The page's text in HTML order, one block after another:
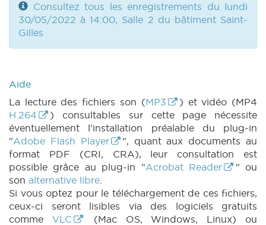
Consultez tous les enregistrements du lundi
30/05/2022 à 14:00, Salle 2 du bâtiment Saint-
Gilles
Aide
La lecture des fichiers son (MP3
) et vidéo (MP4
H.264
) consultables sur cette page nécessite
éventuellement l'installation préalable du plug-in
"Adobe Flash Player
", quant aux documents au
format PDF (CRI, CRA), leur consultation est
possible grâce au plug-in "Acrobat Reader
" ou
son alternative libre.
Si vous optez pour le téléchargement de ces fichiers,
ceux-ci seront lisibles via des logiciels gratuits
comme VLC (Mac OS, Windows, Linux) ou